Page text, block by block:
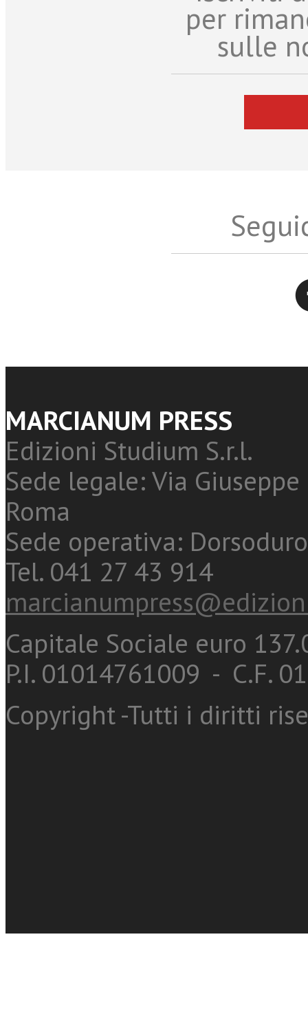
per
sulle
MARCIANUM PRESS
Edizioni Studium S.r.l.
Sede legale: Via
Roma
Sede operativa:
Tel. 041 27 43 914
Capitale Sociale euro
P.I. 01014761009 - C.F.
Copyright -Tutti i diritti